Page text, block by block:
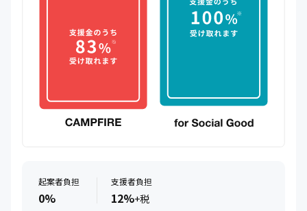
起案者負担
0%
支援者負担
12%+税